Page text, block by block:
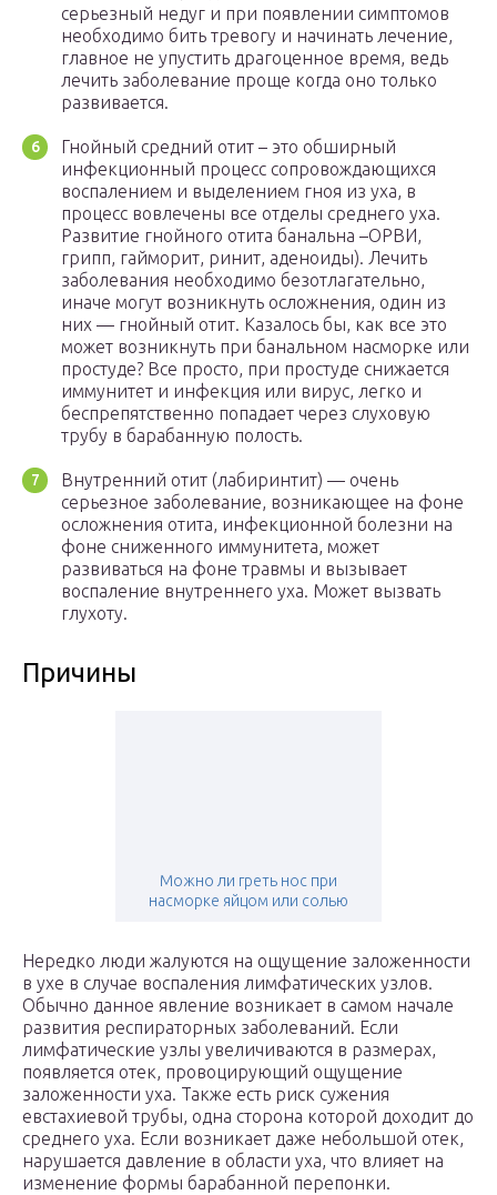
серьезный недуг и при появлении симптомов
необходимо бить тревогу и начинать лечение,
главное не упустить драгоценное время, ведь
лечить заболевание проще когда оно только
развивается.
Гнойный средний отит – это обширный
инфекционный процесс сопровождающихся
воспалением и выделением гноя из уха, в
процесс вовлечены все отделы среднего уха.
Развитие гнойного отита банальна –ОРВИ,
грипп, гайморит, ринит, аденоиды). Лечить
заболевания необходимо безотлагательно,
иначе могут возникнуть осложнения, один из
них — гнойный отит. Казалось бы, как все это
может возникнуть при банальном насморке или
простуде? Все просто, при простуде снижается
иммунитет и инфекция или вирус, легко и
беспрепятственно попадает через слуховую
трубу в барабанную полость.
Внутренний отит (лабиринтит) — очень
серьезное заболевание, возникающее на фоне
осложнения отита, инфекционной болезни на
фоне сниженного иммунитета, может
развиваться на фоне травмы и вызывает
воспаление внутреннего уха. Может вызвать
глухоту.
Причины
Можно ли греть нос при
насморке яйцом или солью
Нередко люди жалуются на ощущение заложенности
в ухе в случае воспаления лимфатических узлов.
Обычно данное явление возникает в самом начале
развития респираторных заболеваний. Если
лимфатические узлы увеличиваются в размерах,
появляется отек, провоцирующий ощущение
заложенности уха. Также есть риск сужения
евстахиевой трубы, одна сторона которой доходит до
среднего уха. Если возникает даже небольшой отек,
нарушается давление в области уха, что влияет на
изменение формы барабанной перепонки.